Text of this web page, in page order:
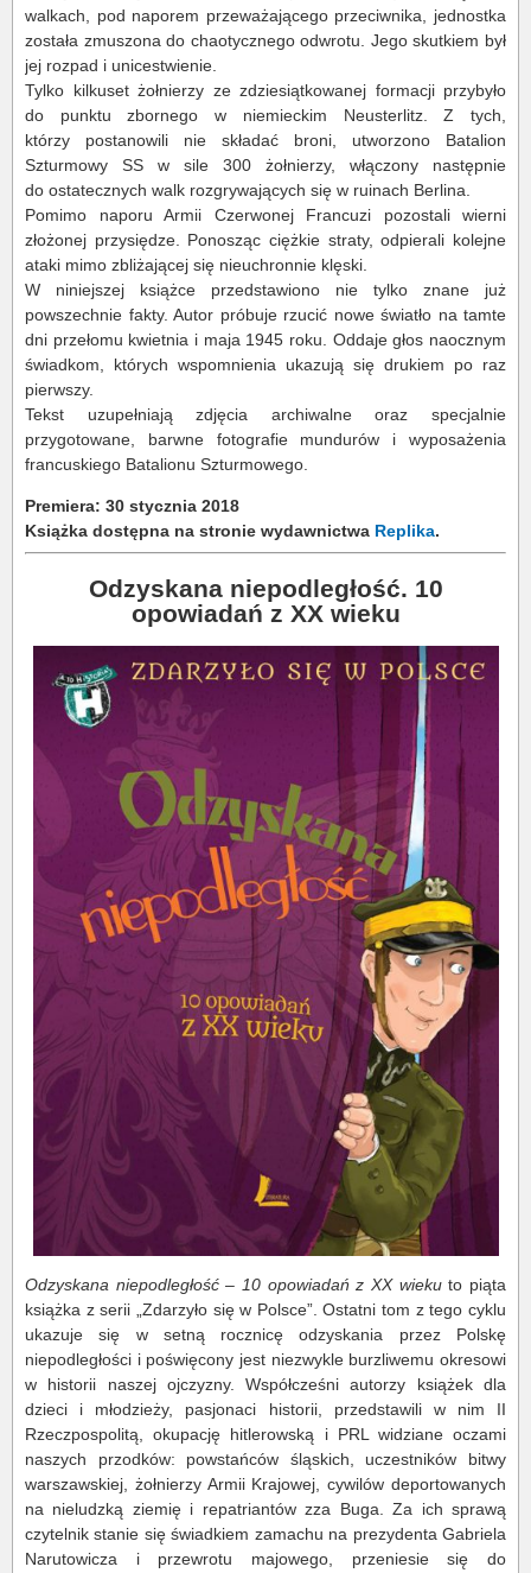
walkach, pod naporem przeważającego przeciwnika, jednostka
została zmuszona do chaotycznego odwrotu. Jego skutkiem był
jej rozpad i unicestwienie.
Tylko kilkuset żołnierzy ze zdziesiątkowanej formacji przybyło
do punktu zbornego w niemieckim Neusterlitz. Z tych,
którzy postanowili nie składać broni, utworzono Batalion
Szturmowy SS w sile 300 żołnierzy, włączony następnie
do ostatecznych walk rozgrywających się w ruinach Berlina.
Pomimo naporu Armii Czerwonej Francuzi pozostali wierni
złożonej przysiędze. Ponosząc ciężkie straty, odpierali kolejne
ataki mimo zbliżającej się nieuchronnie klęski.
W niniejszej książce przedstawiono nie tylko znane już
powszechnie fakty. Autor próbuje rzucić nowe światło na tamte
dni przełomu kwietnia i maja 1945 roku. Oddaje głos naocznym
świadkom, których wspomnienia ukazują się drukiem po raz
pierwszy.
Tekst uzupełniają zdjęcia archiwalne oraz specjalnie
przygotowane, barwne fotografie mundurów i wyposażenia
francuskiego Batalionu Szturmowego.
Premiera: 30 stycznia 2018
Książka dostępna na stronie wydawnictwa Replika.
Odzyskana niepodległość. 10
opowiadań z XX wieku
Odzyskana niepodległość – 10 opowiadań z XX wiekuto piąta
książka z serii „Zdarzyło się w Polsce”. Ostatni tom z tego cyklu
ukazuje się w setną rocznicę odzyskania przez Polskę
niepodległości i poświęcony jest niezwykle burzliwemu okresowi
w historii naszej ojczyzny. Współcześni autorzy książek dla
dzieci i młodzieży, pasjonaci historii, przedstawili w nim II
Rzeczpospolitą, okupację hitlerowską i PRL widziane oczami
naszych przodków: powstańców śląskich, uczestników bitwy
warszawskiej, żołnierzy Armii Krajowej, cywilów deportowanych
na nieludzką ziemię i repatriantów zza Buga. Za ich sprawą
czytelnik stanie się świadkiem zamachu na prezydenta Gabriela
Narutowicza i przewrotu majowego, przeniesie się do